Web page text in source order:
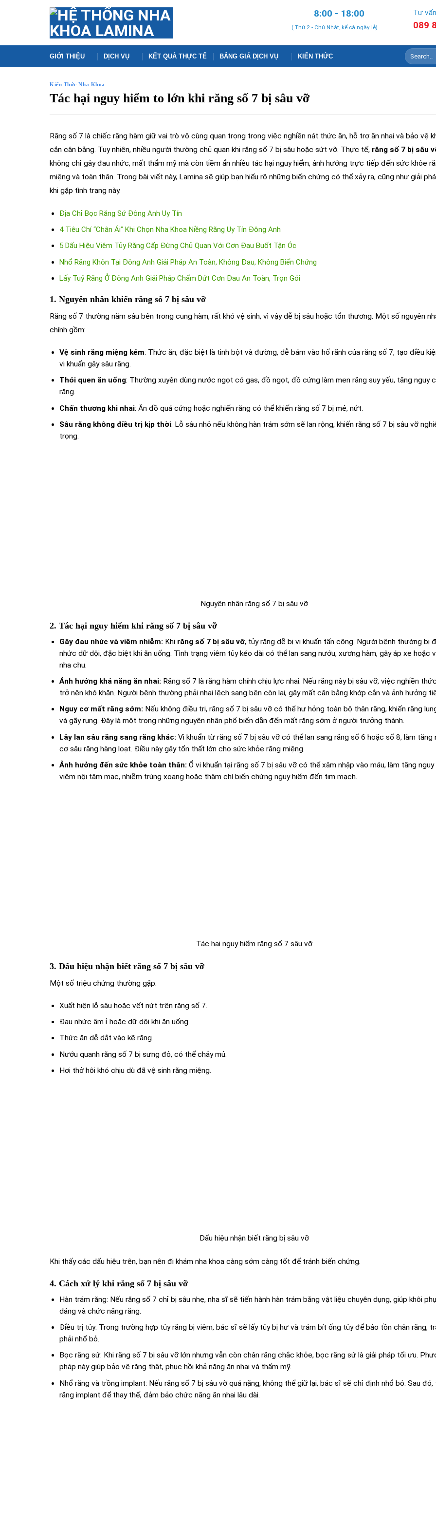
8:00 - 18:00
( Thứ 2 - Chủ Nhật, kể cả ngày lễ)
Tư
089
GIỚI THIỆU DỊCH VỤ KẾT QUẢ THỰC TẾ BẢNG GIÁ DỊCH VỤ KIẾN THỨC
Kiến Thức Nha Khoa
Tác hại nguy hiểm to lớn khi răng số 7 bị sâu vỡ
Răng số 7 là chiếc răng hàm giữ vai trò vô cùng quan trọng trong việc nghiền nát thức ăn, hỗ trợ ăn nhai và bảo vệ
cắn cân bằng. Tuy nhiên, nhiều người thường chủ quan khi răng số 7 bị sâu hoặc sứt vỡ. Thực tế, răng số 7 bị sâu
không chỉ gây đau nhức, mất thẩm mỹ mà còn tiềm ẩn nhiều tác hại nguy hiểm, ảnh hưởng trực tiếp đến sức khỏe
miệng và toàn thân. Trong bài viết này, Lamina sẽ giúp bạn hiểu rõ những biến chứng có thể xảy ra, cũng như giải
khi gặp tình trạng này.
Địa Chỉ Bọc Răng Sứ Đông Anh Uy Tín
4 Tiêu Chí “Chân Ái” Khi Chọn Nha Khoa Niềng Răng Uy Tín Đông Anh
5 Dấu Hiệu Viêm Tủy Răng Cấp Đừng Chủ Quan Với Cơn Đau Buốt Tận Óc
Nhổ Răng Khôn Tại Đông Anh Giải Pháp An Toàn, Không Đau, Không Biến Chứng
Lấy Tuỷ Răng Ở Đông Anh Giải Pháp Chấm Dứt Cơn Đau An Toàn, Trọn Gói
1. Nguyên nhân khiến răng số 7 bị sâu vỡ
Răng số 7 thường nằm sâu bên trong cung hàm, rất khó vệ sinh, vì vậy dễ bị sâu hoặc tổn thương. Một số nguyên
chính gồm:
Vệ sinh răng miệng kém: Thức ăn, đặc biệt là tinh bột và đường, dễ bám vào hố rãnh của răng số 7, tạo điều
vi khuẩn gây sâu răng.
Thói quen ăn uống: Thường xuyên dùng nước ngọt có gas, đồ ngọt, đồ cứng làm men răng suy yếu, tăng nguy
răng.
Chấn thương khi nhai: Ăn đồ quá cứng hoặc nghiến răng có thể khiến răng số 7 bị mẻ, nứt.
Sâu răng không điều trị kịp thời: Lỗ sâu nhỏ nếu không hàn trám sớm sẽ lan rộng, khiến răng số 7 bị sâu vỡ
trọng.
Nguyên nhân răng số 7 bị sâu vỡ
2. Tác hại nguy hiểm khi răng số 7 bị sâu vỡ
Gây đau nhức và viêm nhiễm: Khi răng số 7 bị sâu vỡ, tủy răng dễ bị vi khuẩn tấn công. Người bệnh thường bị
nhức dữ dội, đặc biệt khi ăn uống. Tình trạng viêm tủy kéo dài có thể lan sang nướu, xương hàm, gây áp xe hoặc
nha chu.
Ảnh hưởng khả năng ăn nhai: Răng số 7 là răng hàm chính chịu lực nhai. Nếu răng này bị sâu vỡ, việc nghiền
trở nên khó khăn. Người bệnh thường phải nhai lệch sang bên còn lại, gây mất cân bằng khớp cắn và ảnh hưởng
Nguy cơ mất răng sớm: Nếu không điều trị, răng số 7 bị sâu vỡ có thể hư hỏng toàn bộ thân răng, khiến răng
và gãy rụng. Đây là một trong những nguyên nhân phổ biến dẫn đến mất răng sớm ở người trưởng thành.
Lây lan sâu răng sang răng khác: Vi khuẩn từ răng số 7 bị sâu vỡ có thể lan sang răng số 6 hoặc số 8, làm tăng
cơ sâu răng hàng loạt. Điều này gây tổn thất lớn cho sức khỏe răng miệng.
Ảnh hưởng đến sức khỏe toàn thân: Ổ vi khuẩn tại răng số 7 bị sâu vỡ có thể xâm nhập vào máu, làm tăng
viêm nội tâm mạc, nhiễm trùng xoang hoặc thậm chí biến chứng nguy hiểm đến tim mạch.
Tác hại nguy hiểm răng số 7 sâu vỡ
3. Dấu hiệu nhận biết răng số 7 bị sâu vỡ
Một số triệu chứng thường gặp:
Xuất hiện lỗ sâu hoặc vết nứt trên răng số 7.
Đau nhức âm ỉ hoặc dữ dội khi ăn uống.
Thức ăn dễ dắt vào kẽ răng.
Nướu quanh răng số 7 bị sưng đỏ, có thể chảy mủ.
Hơi thở hôi khó chịu dù đã vệ sinh răng miệng.
Dấu hiệu nhận biết răng bị sâu vỡ
Khi thấy các dấu hiệu trên, bạn nên đi khám nha khoa càng sớm càng tốt để tránh biến chứng.
4. Cách xử lý khi răng số 7 bị sâu vỡ
Hàn trám răng: Nếu răng số 7 chỉ bị sâu nhẹ, nha sĩ sẽ tiến hành hàn trám bằng vật liệu chuyên dụng, giúp khôi
dáng và chức năng răng.
Điều trị tủy: Trong trường hợp tủy răng bị viêm, bác sĩ sẽ lấy tủy bị hư và trám bít ống tủy để bảo tồn chân răng,
phải nhổ bỏ.
Bọc răng sứ: Khi răng số 7 bị sâu vỡ lớn nhưng vẫn còn chân răng chắc khỏe, bọc răng sứ là giải pháp tối ưu.
pháp này giúp bảo vệ răng thật, phục hồi khả năng ăn nhai và thẩm mỹ.
Nhổ răng và trồng implant: Nếu răng số 7 bị sâu vỡ quá nặng, không thể giữ lại, bác sĩ sẽ chỉ định nhổ bỏ. Sau đó,
răng implant để thay thế, đảm bảo chức năng ăn nhai lâu dài.